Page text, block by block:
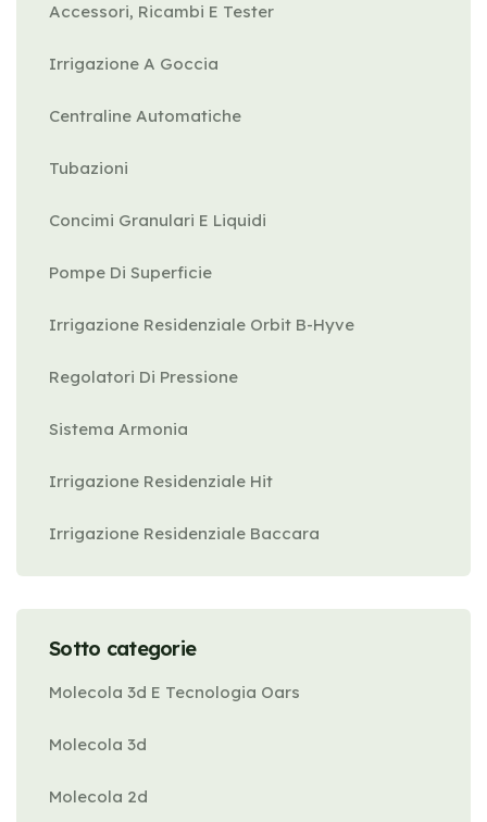
Accessori, Ricambi E Tester
Irrigazione A Goccia
Centraline Automatiche
Tubazioni
Concimi Granulari E Liquidi
Pompe Di Superficie
Irrigazione Residenziale Orbit B-Hyve
Regolatori Di Pressione
Sistema Armonia
Irrigazione Residenziale Hit
Irrigazione Residenziale Baccara
Sotto categorie
Molecola 3d E Tecnologia Oars
Molecola 3d
Molecola 2d